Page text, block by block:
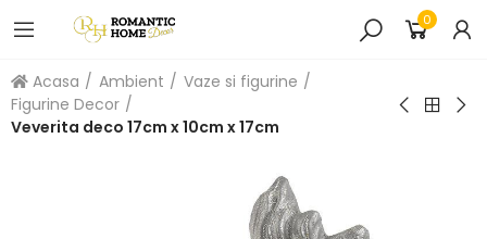
0
Acasa Ambient
Vaze si figurine
Figurine Decor
Veverita deco 17cm x 10cm x 17cm